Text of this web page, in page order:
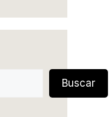
Buscar